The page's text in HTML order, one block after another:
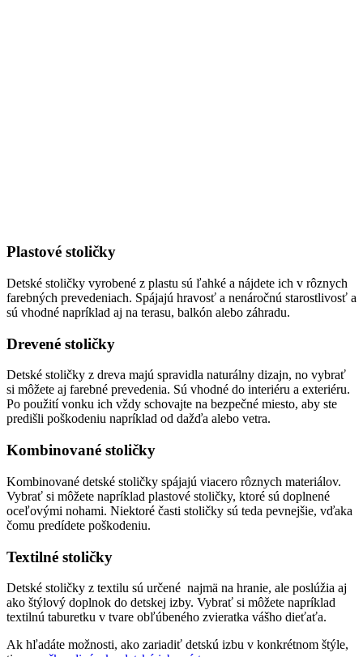
Plastové stoličky
Detské stoličky vyrobené z plastu sú ľahké a nájdete ich v rôznych
farebných prevedeniach. Spájajú hravosť a nenáročnú starostlivosť a
sú vhodné napríklad aj na terasu, balkón alebo záhradu.
Drevené stoličky
Detské stoličky z dreva majú spravidla naturálny dizajn, no vybrať
si môžete aj farebné prevedenia. Sú vhodné do interiéru a exteriéru.
Po použití vonku ich vždy schovajte na bezpečné miesto, aby ste
predišli poškodeniu napríklad od dažďa alebo vetra.
Kombinované stoličky
Kombinované detské stoličky spájajú viacero rôznych materiálov.
Vybrať si môžete napríklad plastové stoličky, ktoré sú doplnené
oceľovými nohami. Niektoré časti stoličky sú teda pevnejšie, vďaka
čomu predídete poškodeniu.
Textilné stoličky
Detské stoličky z textilu sú určené najmä na hranie, ale poslúžia aj
ako štýlový doplnok do detskej izby. Vybrať si môžete napríklad
textilnú taburetku v tvare obľúbeného zvieratka vášho dieťaťa.
Ak hľadáte možnosti, ako zariadiť detskú izbu v konkrétnom štýle,